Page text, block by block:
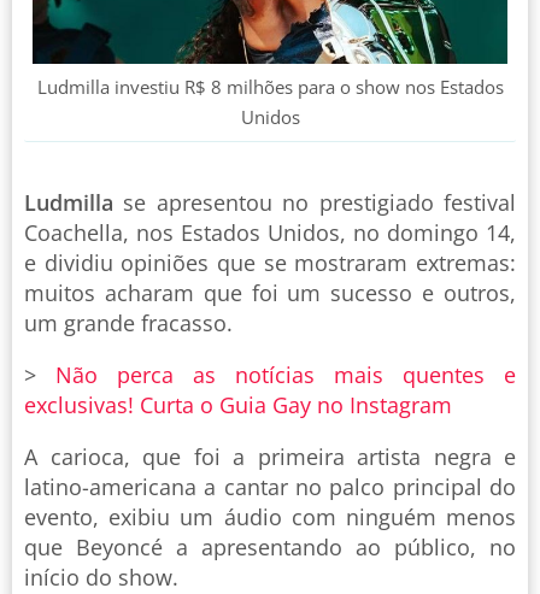
Ludmilla investiu R$ 8 milhões para o show nos Estados
Unidos
Ludmilla se apresentou no prestigiado festival
Coachella, nos Estados Unidos, no domingo 14,
e dividiu opiniões que se mostraram extremas:
muitos acharam que foi um sucesso e outros,
um grande fracasso.
> Não perca as notícias mais quentes e
exclusivas! Curta o Guia Gay no Instagram
A carioca, que foi a primeira artista negra e
latino-americana a cantar no palco principal do
evento, exibiu um áudio com ninguém menos
que Beyoncé a apresentando ao público, no
início do show.